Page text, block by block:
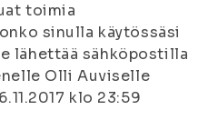
toimia
sinulla käytössäsi
lähettää sähköpostilla
Olli Auviselle
klo 23:59